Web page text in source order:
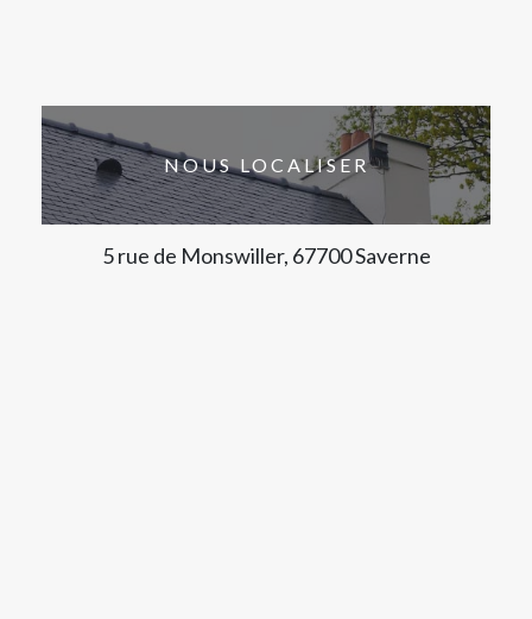
NOUS LOCALISER
5 rue de Monswiller, 67700 Saverne